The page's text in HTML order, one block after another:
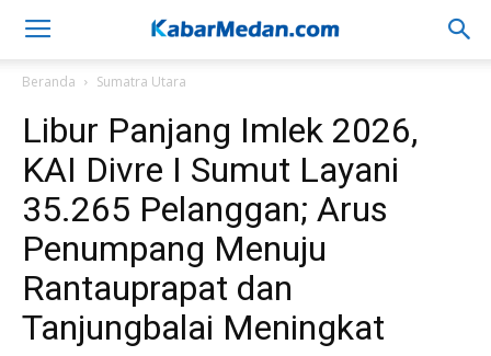
Beranda Sumatra Utara
Libur Panjang Imlek 2026,
KAI Divre I Sumut Layani
35.265 Pelanggan; Arus
Penumpang Menuju
Rantauprapat dan
Tanjungbalai Meningkat